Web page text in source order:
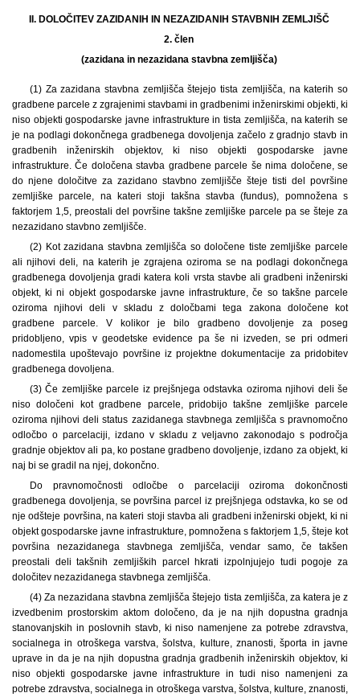
II. DOLOČITEV ZAZIDANIH IN NEZAZIDANIH STAVBNIH ZEMLJIŠČ
2. člen
(zazidana in nezazidana stavbna zemljišča)
(1) Za zazidana stavbna zemljišča štejejo tista zemljišča, na katerih so
gradbene parcele z zgrajenimi stavbami in gradbenimi inženirskimi objekti, ki
niso objekti gospodarske javne infrastrukture in tista zemljišča, na katerih se
je na podlagi dokončnega gradbenega dovoljenja začelo z gradnjo stavb in
gradbenih inženirskih objektov, ki niso objekti gospodarske javne
infrastrukture. Če določena stavba gradbene parcele še nima določene, se
do njene določitve za zazidano stavbno zemljišče šteje tisti del površine
zemljiške parcele, na kateri stoji takšna stavba (fundus), pomnožena s
faktorjem 1,5, preostali del površine takšne zemljiške parcele pa se šteje za
nezazidano stavbno zemljišče.
(2) Kot zazidana stavbna zemljišča so določene tiste zemljiške parcele
ali njihovi deli, na katerih je zgrajena oziroma se na podlagi dokončnega
gradbenega dovoljenja gradi katera koli vrsta stavbe ali gradbeni inženirski
objekt, ki ni objekt gospodarske javne infrastrukture, če so takšne parcele
oziroma njihovi deli v skladu z določbami tega zakona določene kot
gradbene parcele. V kolikor je bilo gradbeno dovoljenje za poseg
pridobljeno, vpis v geodetske evidence pa še ni izveden, se pri odmeri
nadomestila upoštevajo površine iz projektne dokumentacije za pridobitev
gradbenega dovoljena.
(3) Če zemljiške parcele iz prejšnjega odstavka oziroma njihovi deli še
niso določeni kot gradbene parcele, pridobijo takšne zemljiške parcele
oziroma njihovi deli status zazidanega stavbnega zemljišča s pravnomočno
odločbo o parcelaciji, izdano v skladu z veljavno zakonodajo s področja
gradnje objektov ali pa, ko postane gradbeno dovoljenje, izdano za objekt, ki
naj bi se gradil na njej, dokončno.
Do pravnomočnosti odločbe o parcelaciji oziroma dokončnosti
gradbenega dovoljenja, se površina parcel iz prejšnjega odstavka, ko se od
nje odšteje površina, na kateri stoji stavba ali gradbeni inženirski objekt, ki ni
objekt gospodarske javne infrastrukture, pomnožena s faktorjem 1,5, šteje kot
površina nezazidanega stavbnega zemljišča, vendar samo, če takšen
preostali deli takšnih zemljiških parcel hkrati izpolnjujejo tudi pogoje za
določitev nezazidanega stavbnega zemljišča.
(4) Za nezazidana stavbna zemljišča štejejo tista zemljišča, za katera je z
izvedbenim prostorskim aktom določeno, da je na njih dopustna gradnja
stanovanjskih in poslovnih stavb, ki niso namenjene za potrebe zdravstva,
socialnega in otroškega varstva, šolstva, kulture, znanosti, športa in javne
uprave in da je na njih dopustna gradnja gradbenih inženirskih objektov, ki
niso objekti gospodarske javne infrastrukture in tudi niso namenjeni za
potrebe zdravstva, socialnega in otroškega varstva, šolstva, kulture, znanosti,